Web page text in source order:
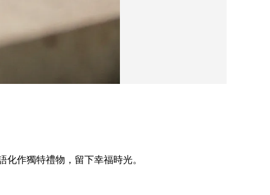
作獨特禮物，留下幸福時光。